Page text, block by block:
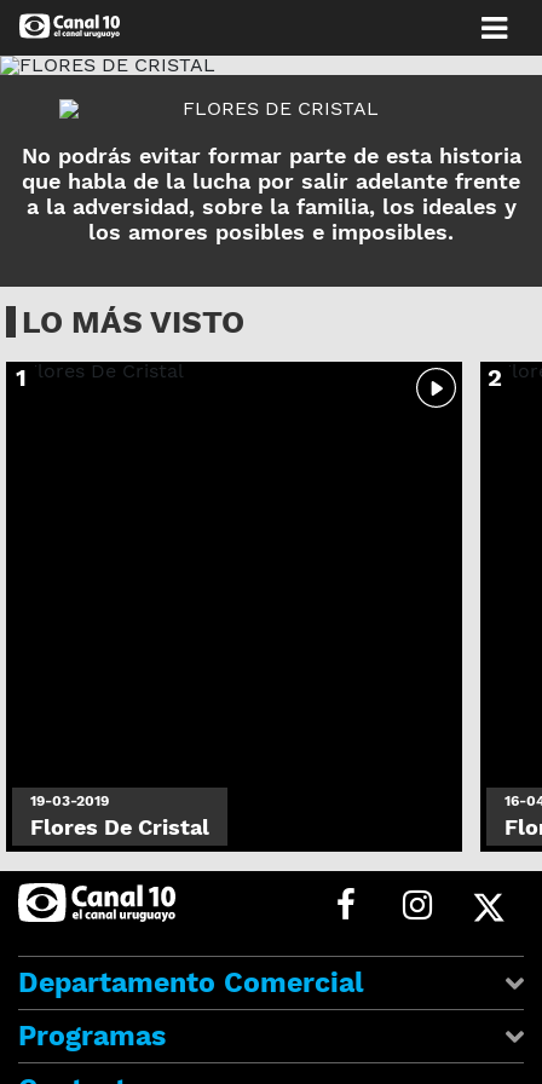
No podrás evitar formar parte de esta historia
que habla de la lucha por salir adelante frente
a la adversidad, sobre la familia, los ideales y
los amores posibles e imposibles.
LO MÁS VISTO
19-03-2019
Flores De Cristal
16-
Departamento Comercial
Programas